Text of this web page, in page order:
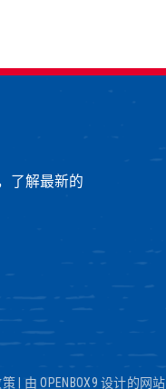
了解最新的
策| 由 OPENBOX9 设计的网站